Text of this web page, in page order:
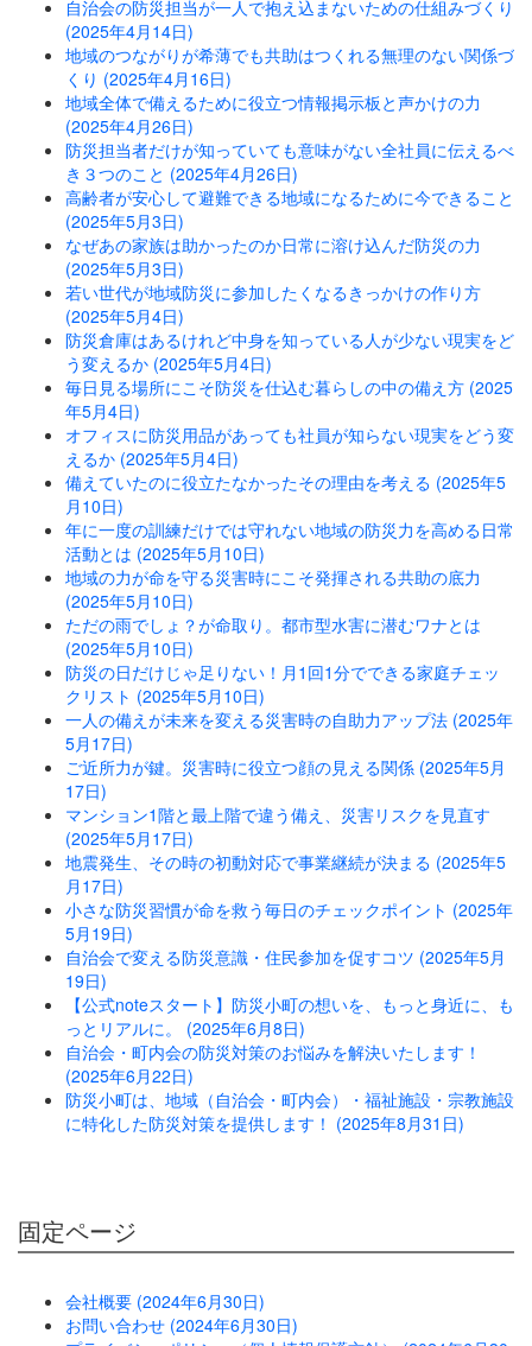
自治会の防災担当が一人で抱え込まないための仕組みづくり
(2025年4月14日)
地域のつながりが希薄でも共助はつくれる無理のない関係づ
くり (2025年4月16日)
地域全体で備えるために役立つ情報掲示板と声かけの力
(2025年4月26日)
防災担当者だけが知っていても意味がない全社員に伝えるべ
き３つのこと (2025年4月26日)
高齢者が安心して避難できる地域になるために今できること
(2025年5月3日)
なぜあの家族は助かったのか日常に溶け込んだ防災の力
(2025年5月3日)
若い世代が地域防災に参加したくなるきっかけの作り方
(2025年5月4日)
防災倉庫はあるけれど中身を知っている人が少ない現実をど
う変えるか (2025年5月4日)
毎日見る場所にこそ防災を仕込む暮らしの中の備え方 (2025
年5月4日)
オフィスに防災用品があっても社員が知らない現実をどう変
えるか (2025年5月4日)
備えていたのに役立たなかったその理由を考える (2025年5
月10日)
年に一度の訓練だけでは守れない地域の防災力を高める日常
活動とは (2025年5月10日)
地域の力が命を守る災害時にこそ発揮される共助の底力
(2025年5月10日)
ただの雨でしょ？が命取り。都市型水害に潜むワナとは
(2025年5月10日)
防災の日だけじゃ足りない！月1回1分でできる家庭チェッ
クリスト (2025年5月10日)
一人の備えが未来を変える災害時の自助力アップ法 (2025年
5月17日)
ご近所力が鍵。災害時に役立つ顔の見える関係 (2025年5月
17日)
マンション1階と最上階で違う備え、災害リスクを見直す
(2025年5月17日)
地震発生、その時の初動対応で事業継続が決まる (2025年5
月17日)
小さな防災習慣が命を救う毎日のチェックポイント (2025年
5月19日)
自治会で変える防災意識・住民参加を促すコツ (2025年5月
19日)
【公式noteスタート】防災小町の想いを、もっと身近に、も
っとリアルに。 (2025年6月8日)
自治会・町内会の防災対策のお悩みを解決いたします！
(2025年6月22日)
防災小町は、地域（自治会・町内会）・福祉施設・宗教施設
に特化した防災対策を提供します！ (2025年8月31日)
固定ページ
会社概要 (2024年6月30日)
お問い合わせ (2024年6月30日)